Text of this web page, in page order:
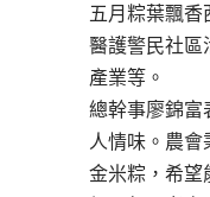
五月粽葉飄
醫護警民社區
產業等。
總幹事廖錦富
人情味。農
金米粽，希望